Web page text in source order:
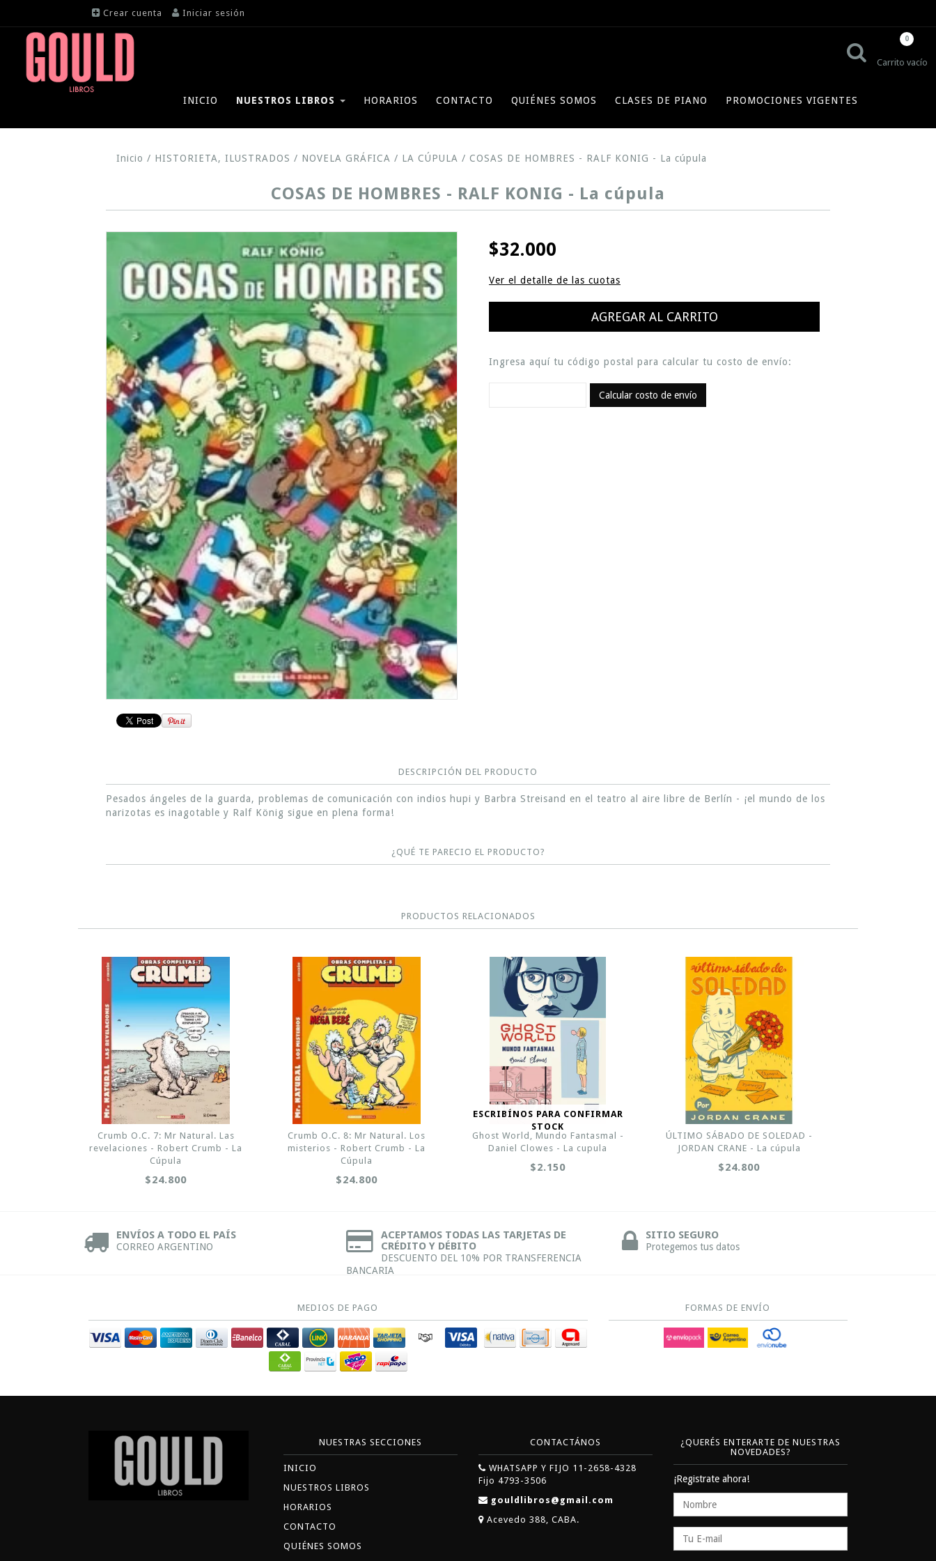
Crear cuenta Iniciar sesión
Carrito vacío
0
INICIO NUESTROS LIBROS HORARIOS CONTACTO QUIÉNES SOMOS CLASES DE PIANO PROMOCIONES VIGENTES
Inicio / HISTORIETA, ILUSTRADOS / NOVELA GRÁFICA / LA CÚPULA / COSAS DE HOMBRES - RALF KONIG - La cúpula
COSAS DE HOMBRES - RALF KONIG - La cúpula
$32.000
Ver el detalle de las cuotas
Ingresa aquí tu código postal para calcular tu costo de envío:
Calcular costo de envío
DESCRIPCIÓN DEL PRODUCTO
Pesados ángeles de la guarda, problemas de comunicación con indios hupi y Barbra Streisand en el teatro al aire libre de Berlín - ¡el mundo de los
narizotas es inagotable y Ralf König sigue en plena forma!
¿QUÉ TE PARECIO EL PRODUCTO?
PRODUCTOS RELACIONADOS
Crumb O.C. 7: Mr Natural. Las
revelaciones - Robert Crumb - La
Cúpula
$24.800
Crumb O.C. 8: Mr Natural. Los
misterios - Robert Crumb - La
Cúpula
$24.800
ESCRIBÍNOS PARA CONFIRMAR
STOCK
Ghost World, Mundo Fantasmal -
Daniel Clowes - La cupula
$2.150
ÚLTIMO SÁBADO DE SOLEDAD -
JORDAN CRANE - La cúpula
$24.800
ENVÍOS A TODO EL PAÍS
CORREO ARGENTINO
ACEPTAMOS TODAS LAS TARJETAS DE
CRÉDITO Y DÉBITO
DESCUENTO DEL 10% POR TRANSFERENCIA
BANCARIA
SITIO SEGURO
Protegemos tus datos
MEDIOS DE PAGO FORMAS DE ENVÍO
NUESTRAS SECCIONES
INICIO
NUESTROS LIBROS
HORARIOS
CONTACTO
QUIÉNES SOMOS
CONTACTÁNOS
WHATSAPP Y FIJO 11-2658-4328
Fijo 4793-3506
gouldlibros@gmail.com
Acevedo 388, CABA.
¿QUERÉS ENTERARTE DE NUESTRAS
NOVEDADES?
¡Registrate ahora!